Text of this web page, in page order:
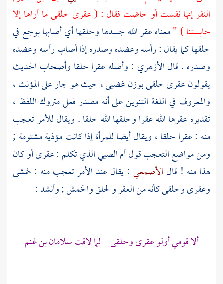
النفر إنها نفست أو حاضت فقال : ( عقرى حلقى ما أراها إلا
حابستنا ) "معناه عقر الله جسدها وحلقها أي أصابها بوجع في
حلقها كما يقال : رأسه وعضده وصدره إذا أصاب رأسه وعضده
وصدره . قالالأزهري : وأصله عقرا حلقا وأصحاب الحديث
يقولون عقرى حلقى بوزن غضبى ، حيث هو جار على المؤنث ،
والمعروف في اللغة التنوين على أنه مصدر فعل متروك اللفظ ،
تقديره عقرها الله عقرا وحلقها الله حلقا . ويقال للأمر تعجب
منه : عقرا حلقا ، ويقال أيضا للمرأة إذا كانت مؤذية مشئومة ;
ومن مواضع التعجب قول أم الصبي الذي تكلم : عقرى أو كان
هذا منه ! قال الأصمعي : يقال عند الأمر تعجب منه : خمشى
وعقرى وحلقى كأنه من العقر والحلق والخمش ; وأنشد :
ألا قومي أولو عقرى وحلقى لما لاقتسلامان بن غنم